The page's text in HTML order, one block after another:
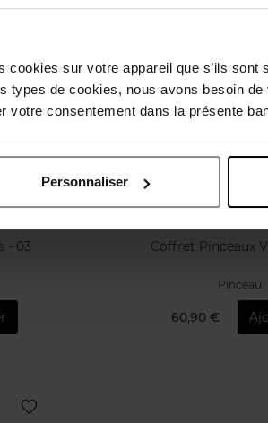
cookies sur votre appareil que s’ils sont
types de cookies, nous avons besoin de
votre consentement dans la présente
Personnaliser
- 03 Coffret Pinceaux
Pinceau
60,90 €